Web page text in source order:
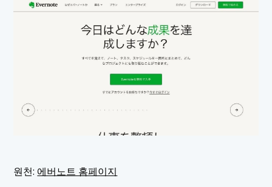
원천: 에버노트 홈페이지